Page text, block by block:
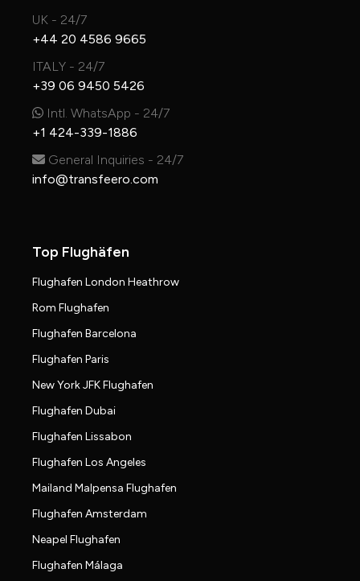
UK - 24/7
+44 20 4586 9665
ITALY - 24/7
+39 06 9450 5426
Intl. WhatsApp - 24/7
+1 424-339-1886
General Inquiries - 24/7
info@transfeero.com
Top Flughäfen
Flughafen London Heathrow
Rom Flughafen
Flughafen Barcelona
Flughafen Paris
New York JFK Flughafen
Flughafen Dubai
Flughafen Lissabon
Flughafen Los Angeles
Mailand Malpensa Flughafen
Flughafen Amsterdam
Neapel Flughafen
Flughafen Málaga